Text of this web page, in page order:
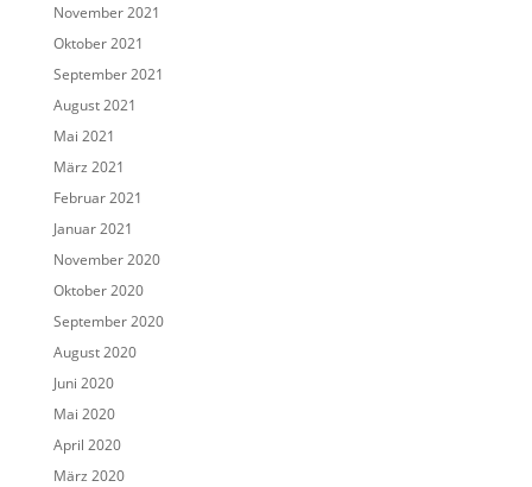
November 2021
Oktober 2021
September 2021
August 2021
Mai 2021
März 2021
Februar 2021
Januar 2021
November 2020
Oktober 2020
September 2020
August 2020
Juni 2020
Mai 2020
April 2020
März 2020